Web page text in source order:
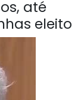
até
eleito